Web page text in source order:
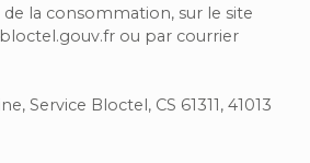
de la consommation, sur le site
ou par courrier
Service Bloctel, CS 61311, 41013